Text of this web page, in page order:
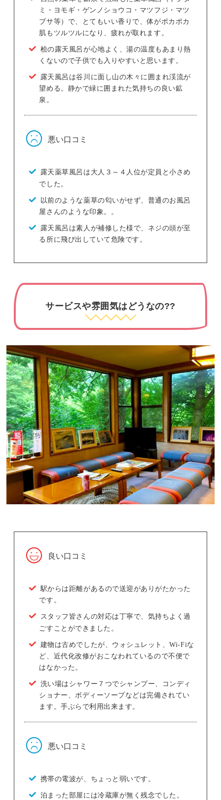
ミ・ヨモギ・ゲンノショウコ・マツフジ・マツ
ブサ等）で、とてもいい香りで、体がポカポカ
肌もツルツルになり、疲れが取れます。
桧の露天風呂が心地よく、湯の温度もあまり熱
くないので子供でも入りやすいと思います。
露天風呂は谷川に面し山の木々に囲まれ渓流が
望める。静かで緑に囲まれた気持ちの良い鉱
泉。
悪い口コミ
露天薬草風呂は大人３～４人位が定員と小さめ
でした。
以前のような薬草の匂いがせず、普通のお風呂
屋さんのような印象。。
露天風呂は素人が補修した様で、ネジの頭が至
る所に飛び出していて危険です。
サービスや雰囲気はどうなの??
良い口コミ
駅からは距離があるので送迎がありがたかった
です。
スタッフ皆さんの対応は丁寧で、気持ちよく過
ごすことができました。
建物は古めでしたが、ウォシュレット、Wi-Fiな
ど、近代化改修がおこなわれているので不便で
はなかった。
洗い場はシャワー７つでシャンプー、コンディ
ショナー、ボディーソープなどは完備されてい
ます。手ぶらで利用出来ます。
悪い口コミ
携帯の電波が、ちょっと弱いです。
泊まった部屋には冷蔵庫が無く残念でした。